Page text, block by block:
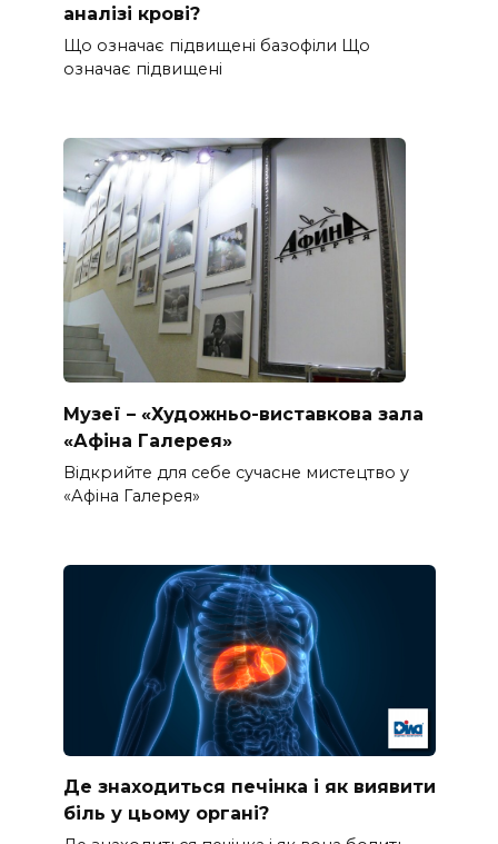
аналізі крові?
Що означає підвищені базофіли Що
означає підвищені
Музеї – «Художньо-виставкова зала
«Афіна Галерея»
Відкрийте для себе сучасне мистецтво у
«Афіна Галерея»
Де знаходиться печінка і як виявити
біль у цьому органі?